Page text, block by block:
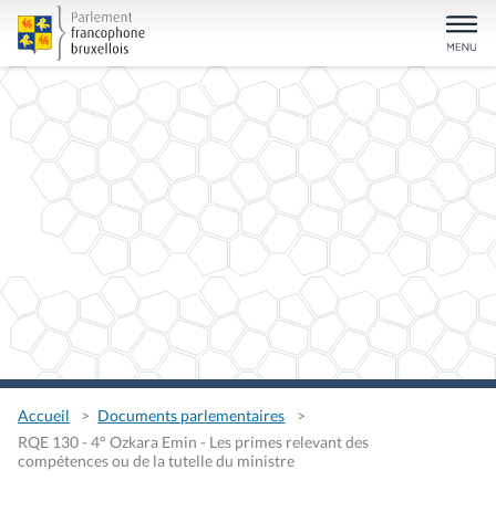
Accueil
Documents parlementaires
RQE 130 - 4° Ozkara Emin - Les primes relevant des
compétences ou de la tutelle du ministre